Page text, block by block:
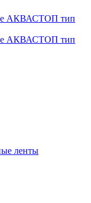
АКВАСТОП тип
АКВАСТОП тип
ленты